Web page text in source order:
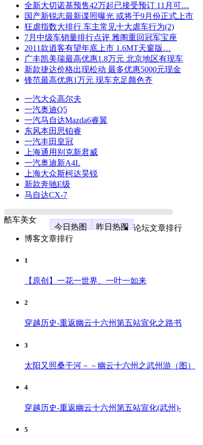
全新大切诺基预售42万起已接受预订 11月可…
国产新锐志最新谍照曝光 或将于9月份正式上市
狂虐指数大排行 车主常见十大虐车行为(2)
7月中级车销量排行点评 雅阁重回冠军宝座
2011款逍客有望年底上市 1.6MT天窗版…
广丰凯美瑞最高优惠1.8万元 北京地区有现车
新款捷达价格出现松动 最多优惠5000元现金
锋范最高优惠1万元 现车充足颜色齐
一汽大众高尔夫
一汽奥迪Q5
一汽马自达Mazda6睿翼
东风本田思铂睿
一汽丰田皇冠
上海通用别克新君威
一汽奥迪新A4L
上海大众斯柯达昊锐
新款奔驰E级
马自达CX-7
酷车美女
今日热图
昨日热图
论坛文章排行
博客文章排行
1
【原创】一花一世界、一叶一如来
2
穿越历史-重返幽云十六州第五站宣化之路书
3
太阳又照桑干河－－幽云十六州之武州游（图）
4
穿越历史-重返幽云十六州第五站宣化(武州)-
5